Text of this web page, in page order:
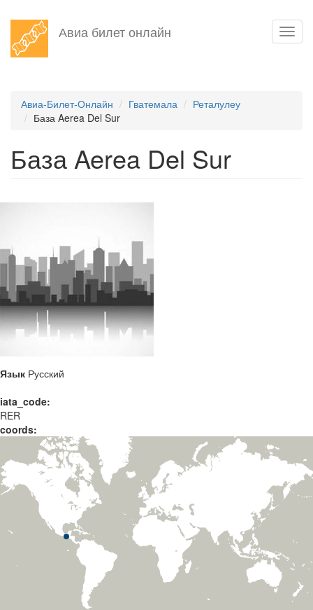
Перейти
основному
Авиа билет онлайн
Авиа-Билет-Онлайн Гватемала
Реталулеу
База Aerea Del Sur
База Aerea Del Sur
Язык Русский
iata_code:
RER
coords: